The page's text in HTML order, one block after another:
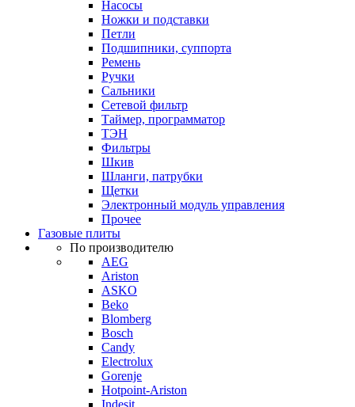
Насосы
Ножки и подставки
Петли
Подшипники, суппорта
Ремень
Ручки
Сальники
Сетевой фильтр
Таймер, программатор
ТЭН
Фильтры
Шкив
Шланги, патрубки
Щетки
Электронный модуль управления
Прочее
Газовые плиты
По производителю
AEG
Ariston
ASKO
Beko
Blomberg
Bosch
Candy
Electrolux
Gorenje
Hotpoint-Ariston
Indesit